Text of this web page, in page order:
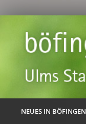
NEUES IN BÖFINGEN